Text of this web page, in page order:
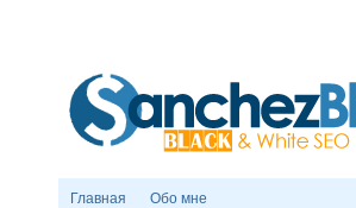
Главная Обо мне